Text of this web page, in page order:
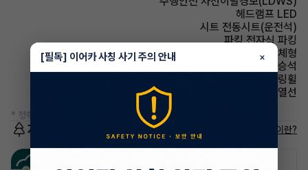
헤드램프 LED
시트 전동시트(운전석)
파킹 전자식 파킹
사이드미러 방향지시등 일체형
에어백 동승석
스티어링휠 가죽스티어링휠
사이드미러 열선
* 정확한 정보는 판매자와 반드시 확인하시기 바랍니다.
저공해차량 정보 저공해차량이란?
[필독] 이어카 사칭 사기 주의 안내 ×